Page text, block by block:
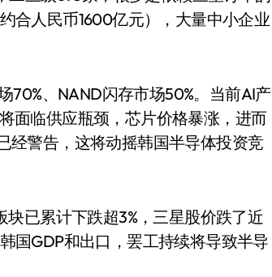
合人民币1600亿元），大量中小企业
70%、NAND闪存市场50%。当前AI产
面临供应瓶颈，芯片价格暴涨，进而
经警告，这将动摇韩国半导体投资竞
已累计下跌超3%，三星股价跌了近
国GDP和出口，罢工持续将导致半导